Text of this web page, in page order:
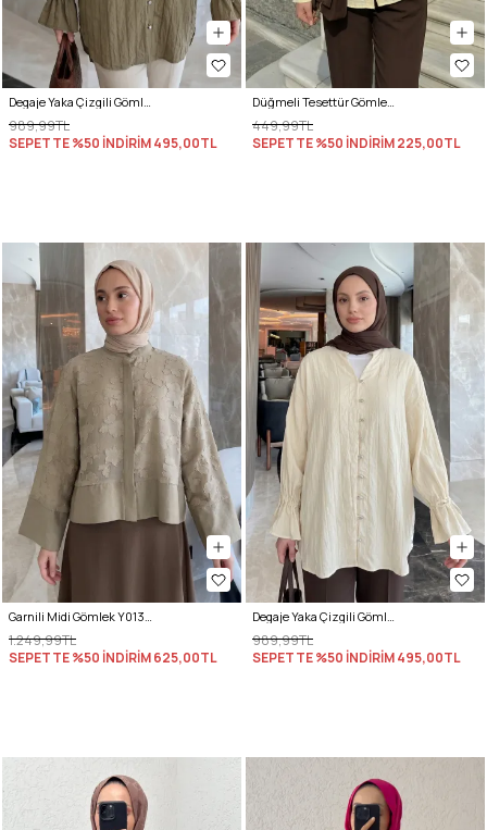
Degaje Yaka Çizgili Gömlek Y0121 - MAT HAKİ
989,99TL
SEPETTE %50 İNDİRİM495,00TL
Düğmeli Tesettür Gömlek 612137 - SARI
449,99TL
SEPETTE %50 İNDİRİM225,00TL
Garnili Midi Gömlek Y0138 - AÇIK HAKİ
1.249,99TL
SEPETTE %50 İNDİRİM625,00TL
Degaje Yaka Çizgili Gömlek Y0121 - TEREYAĞ SARISI
989,99TL
SEPETTE %50 İNDİRİM495,00TL